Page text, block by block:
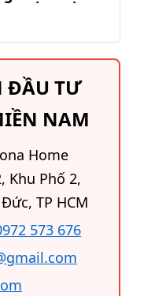
ĐẦU TƯ
NAM
Home
Khu Phố 2,
TP HCM
573 676